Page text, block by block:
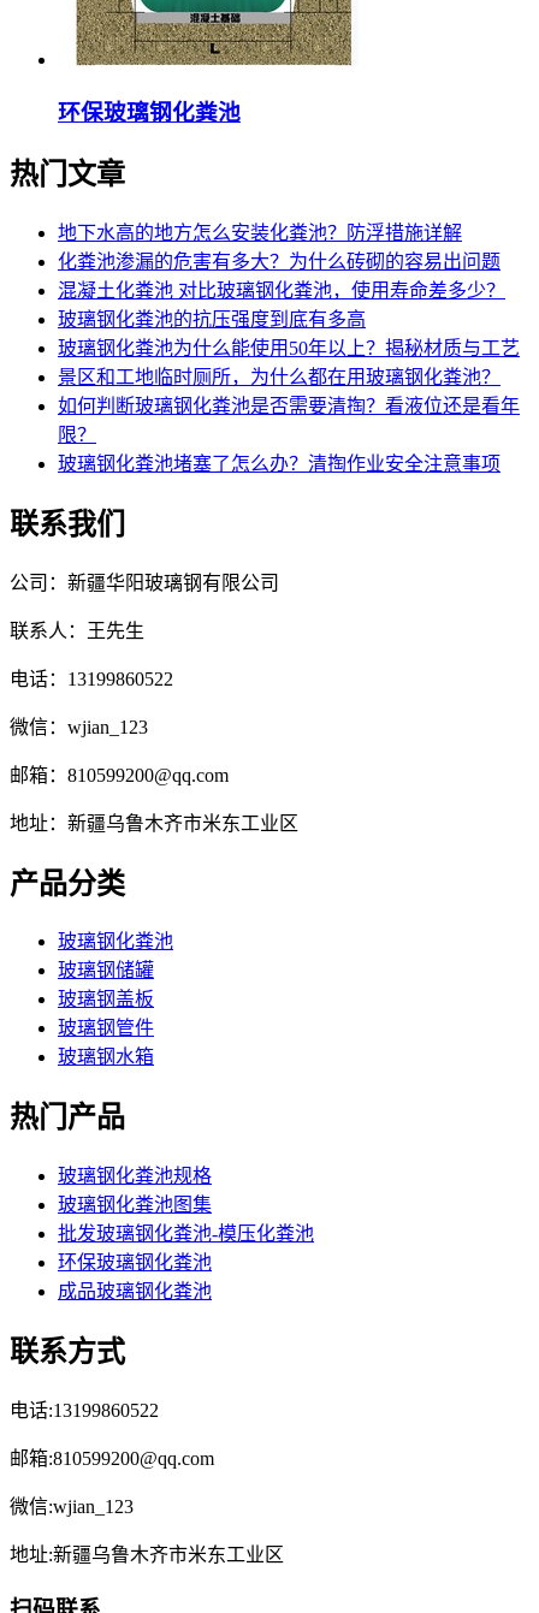
环保玻璃钢化粪池
热门文章
地下水高的地方怎么安装化粪池？防浮措施详解
化粪池渗漏的危害有多大？为什么砖砌的容易出问题
混凝土化粪池 对比玻璃钢化粪池，使用寿命差多少？
玻璃钢化粪池的抗压强度到底有多高
玻璃钢化粪池为什么能使用50年以上？揭秘材质与工艺
景区和工地临时厕所，为什么都在用玻璃钢化粪池？
如何判断玻璃钢化粪池是否需要清掏？看液位还是看年
限？
玻璃钢化粪池堵塞了怎么办？清掏作业安全注意事项
联系我们
公司：新疆华阳玻璃钢有限公司
联系人：王先生
电话：13199860522
微信：wjian_123
邮箱：810599200@qq.com
地址：新疆乌鲁木齐市米东工业区
产品分类
玻璃钢化粪池
玻璃钢储罐
玻璃钢盖板
玻璃钢管件
玻璃钢水箱
热门产品
玻璃钢化粪池规格
玻璃钢化粪池图集
批发玻璃钢化粪池-模压化粪池
环保玻璃钢化粪池
成品玻璃钢化粪池
联系方式
电话:13199860522
邮箱:810599200@qq.com
微信:wjian_123
地址:新疆乌鲁木齐市米东工业区